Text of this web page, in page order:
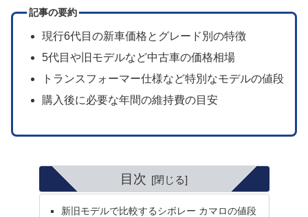
記事の要約
現行6代目の新車価格とグレード別の特徴
5代目や旧モデルなど中古車の価格相場
トランスフォーマー仕様など特別なモデルの値段
購入後に必要な年間の維持費の目安
目次
新旧モデルで比較するシボレー カマロの値段